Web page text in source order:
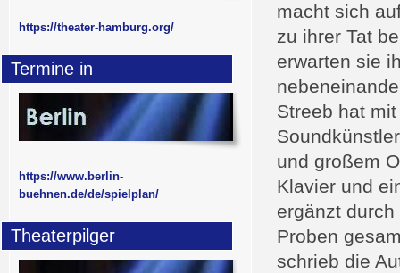
macht sich
zu ihrer Tat
erwarten sie
Streeb hat
und großem
Klavier und
ergänzt
Proben
schrieb die
https://theater-hamburg.org/
Termine in
https://www.berlin-
buehnen.de/de/spielplan/
Theaterpilger